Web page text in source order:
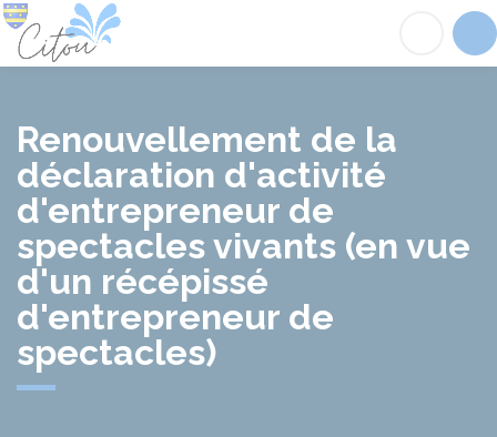
Renouvellement de la
déclaration d'activité
d'entrepreneur de
spectacles vivants (en vue
d'un récépissé
d'entrepreneur de
spectacles)